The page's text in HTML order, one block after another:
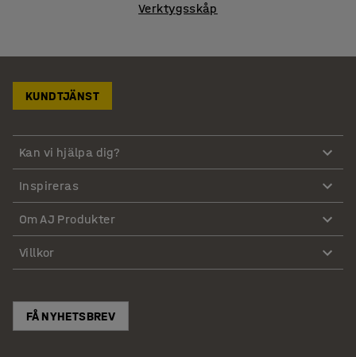
Verktygsskåp
KUNDTJÄNST
Kan vi hjälpa dig?
Inspireras
Om AJ Produkter
Villkor
FÅ NYHETSBREV